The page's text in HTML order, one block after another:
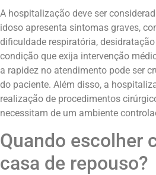
A hospitalização deve ser
idoso apresenta sintomas graves,
dificuldade respiratória,
condição que exija intervenção
a rapidez no atendimento pode ser
do paciente. Além disso, a
realização de procedimentos
necessitam de um ambiente
Quando escolher
casa de repouso?